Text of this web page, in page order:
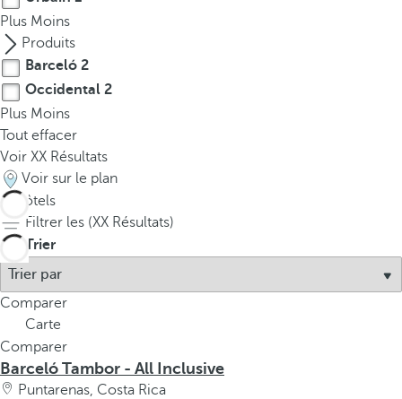
Plus Moins
Produits
Barceló 2
Occidental 2
Plus Moins
Tout effacer
Voir XX Résultats
Voir sur le plan
4
hôtels
Filtrer les (XX Résultats)
Trier
Comparer
Carte
Comparer
Barceló Tambor - All Inclusive
Puntarenas, Costa Rica